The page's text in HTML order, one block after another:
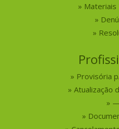
Materiais
Provisória
Atualização